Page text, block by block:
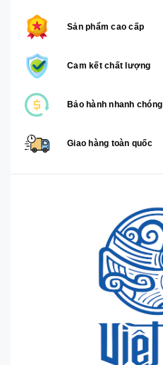
Sản phẩm cao cấp
Cam kết chất lượng
Bảo hành nhanh chóng
Giao hàng toàn quốc